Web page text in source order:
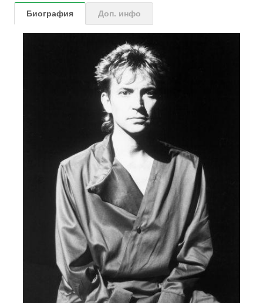
Биография Доп. инфо